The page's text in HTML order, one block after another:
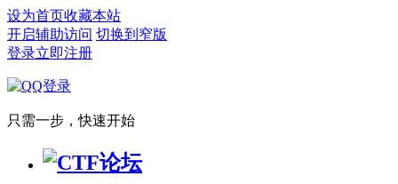
设为首页收藏本站
开启辅助访问 切换到窄版
登录立即注册
只需一步，快速开始